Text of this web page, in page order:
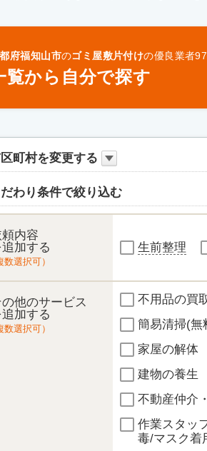
府福知山市のゴミ屋敷片付けの優良業者97
覧から自分で探す
町村を変更する
わり条件で絞り込む
内容
追加する
数選択可）
生前整理
の他のサービス
追加する
数選択可）
不用品の買
簡易清掃(無
家屋の解体
建物の養生
不動産仲介
作業スタッ
毒/マスク着